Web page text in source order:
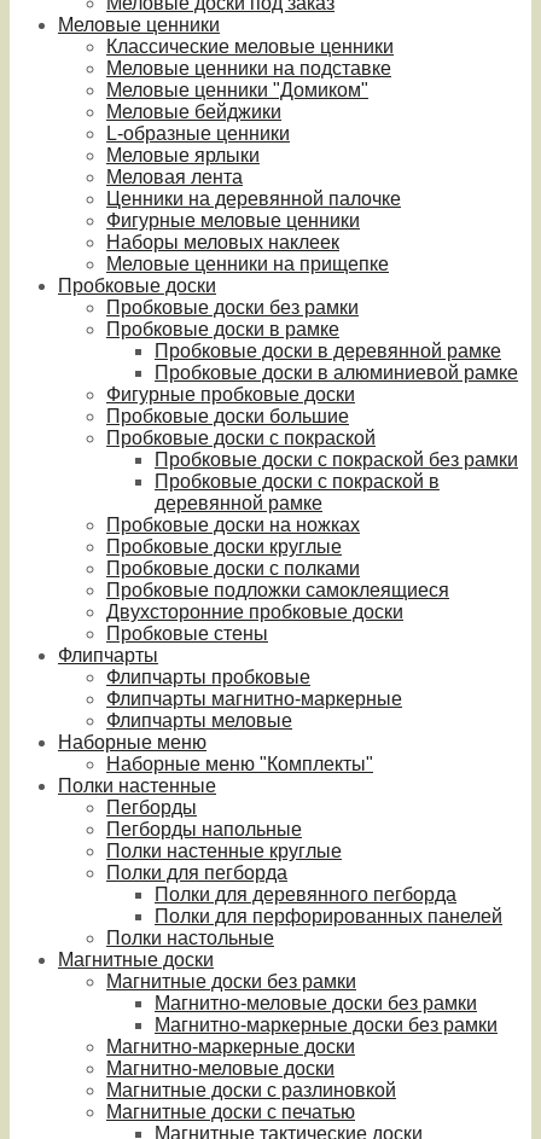
Меловые ценники
Классические меловые ценники
Меловые ценники на подставке
Меловые ценники "Домиком"
Меловые бейджики
L-образные ценники
Меловые ярлыки
Меловая лента
Ценники на деревянной палочке
Фигурные меловые ценники
Наборы меловых наклеек
Меловые ценники на прищепке
Пробковые доски
Пробковые доски без рамки
Пробковые доски в рамке
Пробковые доски в деревянной рамке
Пробковые доски в алюминиевой рамке
Фигурные пробковые доски
Пробковые доски большие
Пробковые доски с покраской
Пробковые доски с покраской без рамки
Пробковые доски с покраской в
деревянной рамке
Пробковые доски на ножках
Пробковые доски круглые
Пробковые доски с полками
Пробковые подложки самоклеящиеся
Двухсторонние пробковые доски
Пробковые стены
Флипчарты
Флипчарты пробковые
Флипчарты магнитно-маркерные
Флипчарты меловые
Наборные меню
Наборные меню "Комплекты"
Полки настенные
Пегборды
Пегборды напольные
Полки настенные круглые
Полки для пегборда
Полки для деревянного пегборда
Полки для перфорированных панелей
Полки настольные
Магнитные доски
Магнитные доски без рамки
Магнитно-меловые доски без рамки
Магнитно-маркерные доски без рамки
Магнитно-маркерные доски
Магнитно-меловые доски
Магнитные доски с разлиновкой
Магнитные доски с печатью
Магнитные тактические доски